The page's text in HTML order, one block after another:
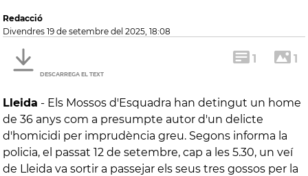
Redacció
divendres 19 de setembre del 2025, 18:08
DESCARREGA EL TEXT
1 1
Lleida - Els Mossos d'Esquadra han detingut un home
de 36 anys com a presumpte autor d'un delicte
d'homicidi per imprudència greu. Segons informa la
policia, el passat 12 de setembre, cap a les 5.30, un veí
de Lleida va sortir a passejar els seus tres gossos per la